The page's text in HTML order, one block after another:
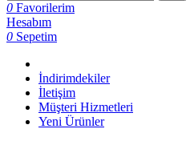
0 Favorilerim
Hesabım
0 Sepetim
İndirimdekiler
İletişim
Müşteri Hizmetleri
Yeni Ürünler